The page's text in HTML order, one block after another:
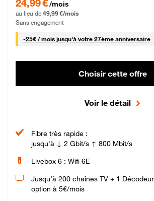
24,99 €/mois
au lieu de 49,99 €/mois
Sans engagement
-25€ / mois25 € par mois
jusqu'à votre 27ème anniversaire
Choisir cette offre
Voir le détail
Fibre très rapide :
jusqu'à ↓ 2 Gbit/s ↑ 800 Mbit/s
Livebox 6 : Wifi 6E
Jusqu’à 200 chaînes TV + 1
option à 5€/mois